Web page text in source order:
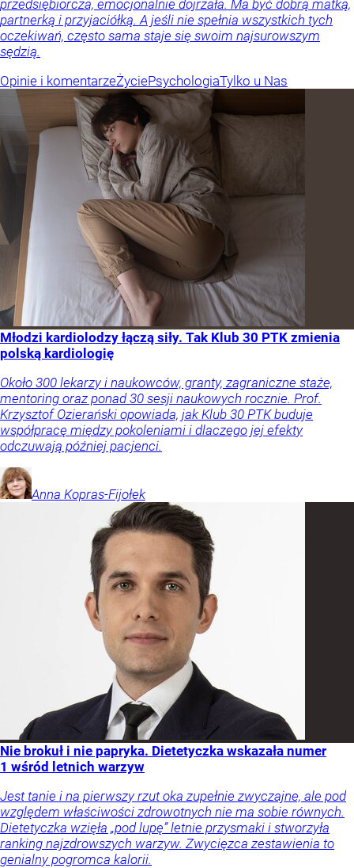
przedsiębiorcza, emocjonalnie dojrzała. Ma być dobrą matką,
partnerką i przyjaciółką. A jeśli nie spełnia wszystkich tych
oczekiwań, często sama staje się swoim najsurowszym
sędzią.
Opinie i komentarzeŻyciePsychologiaTylko u Nas
Młodzi kardiolodzy łączą siły. Tak Klub 30 PTK zmienia
polską kardiologię
Około 300 lekarzy i naukowców, granty, zagraniczne staże,
mentoring oraz ponad 30 sesji naukowych rocznie. Prof.
Krzysztof Ozierański opowiada, jak Klub 30 PTK buduje
współpracę między pokoleniami i dlaczego jej efekty
odczuwają później pacjenci.
Anna Kopras-Fijołek
Nie brokuł i nie papryka. Dietetyczka wskazała numer
1 wśród letnich warzyw
Jest tanie i na pierwszy rzut oka zupełnie zwyczajne, ale pod
względem właściwości zdrowotnych nie ma sobie równych.
Dietetyczka wzięła „pod lupę” letnie przysmaki i stworzyła
ranking najzdrowszych warzyw. Zwycięzca zestawienia to
genialny pogromca kalorii.